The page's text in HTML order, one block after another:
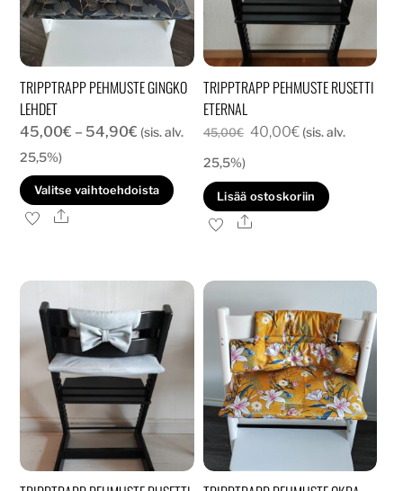
TRIPPTRAPP PEHMUSTE GINGKO
LEHDET
45,00€ – 54,90€ Hintaluokka:
-
54,90€
(sis. alv.
25,5%)
Valitse vaihtoehdoista
Tällä
tuotteella
muunnelma.
tehdä
valinnat
tuotteen
sivulla.
Ale
TRIPPTRAPP PEHMUSTE RUSETTI
ETERNAL
45,00€ Alkuperäinen
oli:
45,00€.
40,00€Nykyinen
on:
40,00€.
(sis. alv.
25,5%)
Lisää ostoskoriin
Ale